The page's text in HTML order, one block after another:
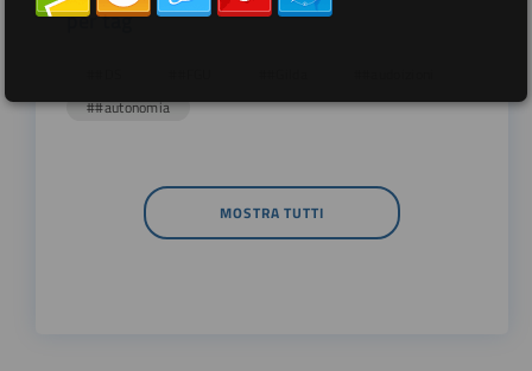
per tag
##autonomia
MOSTRA TUTTI